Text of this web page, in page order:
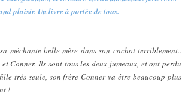
plaisir. Un livre à portée de tous.
belle-mère dans son cachot terriblement..
Conner. Ils sont tous les deux jumeaux, et ont perdu
très seule, son frère Conner va être beaucoup plus
!